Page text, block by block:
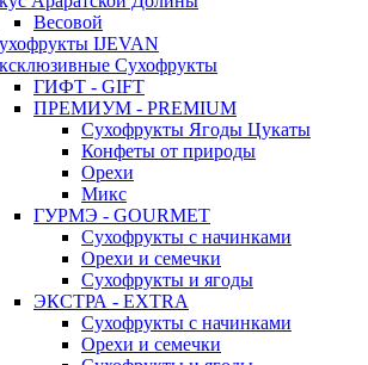
Весовой
IJEVAN
Сухофрукты
ГИФТ - GIFT
ПРЕМИУМ - PREMIUM
Сухофрукты Ягоды Цукаты
Конфеты от природы
Орехи
Микс
ГУРМЭ - GOURMET
Сухофрукты с начинками
Орехи и семечки
Сухофрукты и ягоды
ЭКСТРА - EXTRA
Сухофрукты с начинками
Орехи и семечки